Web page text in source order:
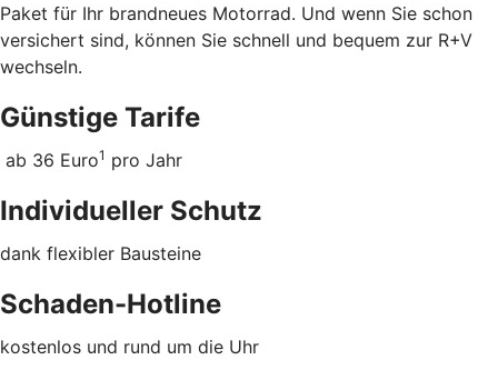
Paket für Ihr brandneues Motorrad. Und wenn Sie schon
versichert sind, können Sie schnell und bequem zur R+V
wechseln.
Günstige Tarife
ab 36 Euro1 pro Jahr
Individueller Schutz
dank flexibler Bausteine
Schaden-Hotline
kostenlos und rund um die Uhr